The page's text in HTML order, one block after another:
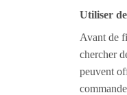
Utiliser
Avant de
chercher
peuvent